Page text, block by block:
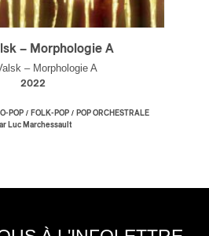
– Morphologie A
– Morphologie A
2022
POP / FOLK-POP / POP ORCHESTRALE
Luc Marchessault